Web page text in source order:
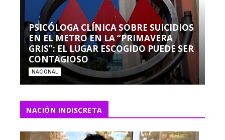
PSICÓLOGA CLÍNICA SOBRE SUICIDIOS
EN EL METRO EN LA “PRIMAVERA
GRIS”: EL LUGAR ESCOGIDO PUEDE SER
CONTAGIOSO
NACIONAL
NACIÓN INDISCRETA